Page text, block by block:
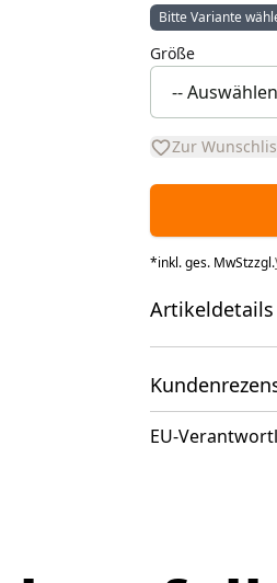
Bitte Variante
Größe
Zur
*inkl. ges. MwStzzgl.
Artikeldetails
EU-